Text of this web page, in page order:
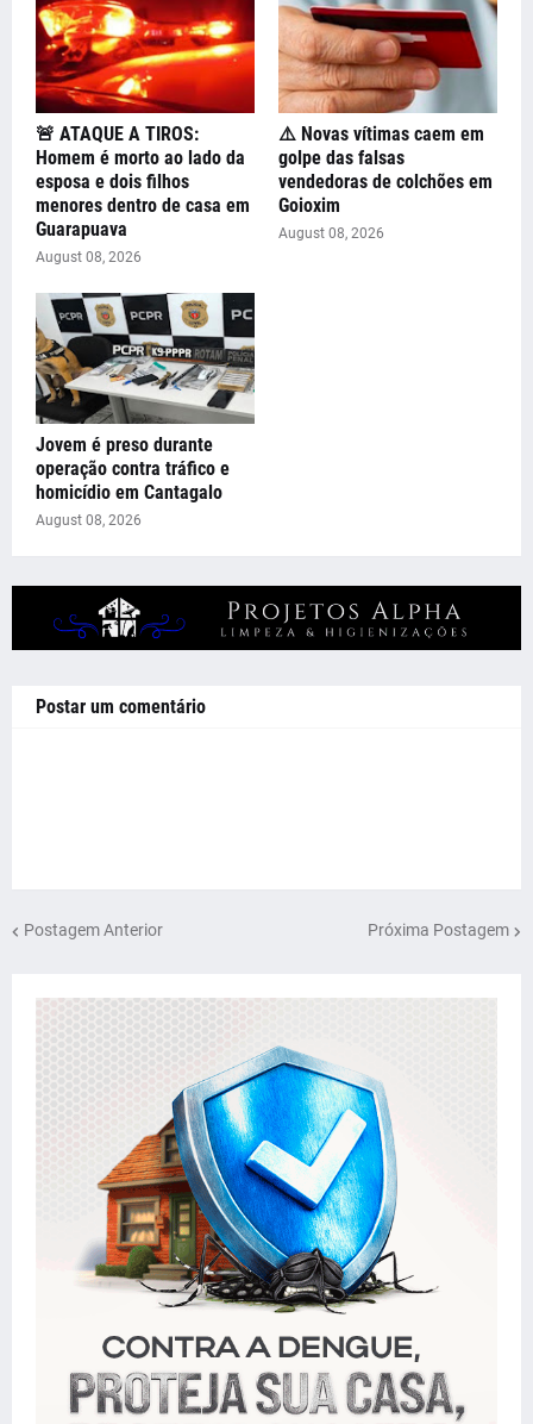
🚨 ATAQUE A TIROS:
Homem é morto ao lado da
esposa e dois filhos
menores dentro de casa em
Guarapuava
August 08, 2026
⚠️ Novas vítimas caem em
golpe das falsas
vendedoras de colchões em
Goioxim
August 08, 2026
Jovem é preso durante
operação contra tráfico e
homicídio em Cantagalo
August 08, 2026
Postar um comentário
Postagem Anterior Próxima Postagem